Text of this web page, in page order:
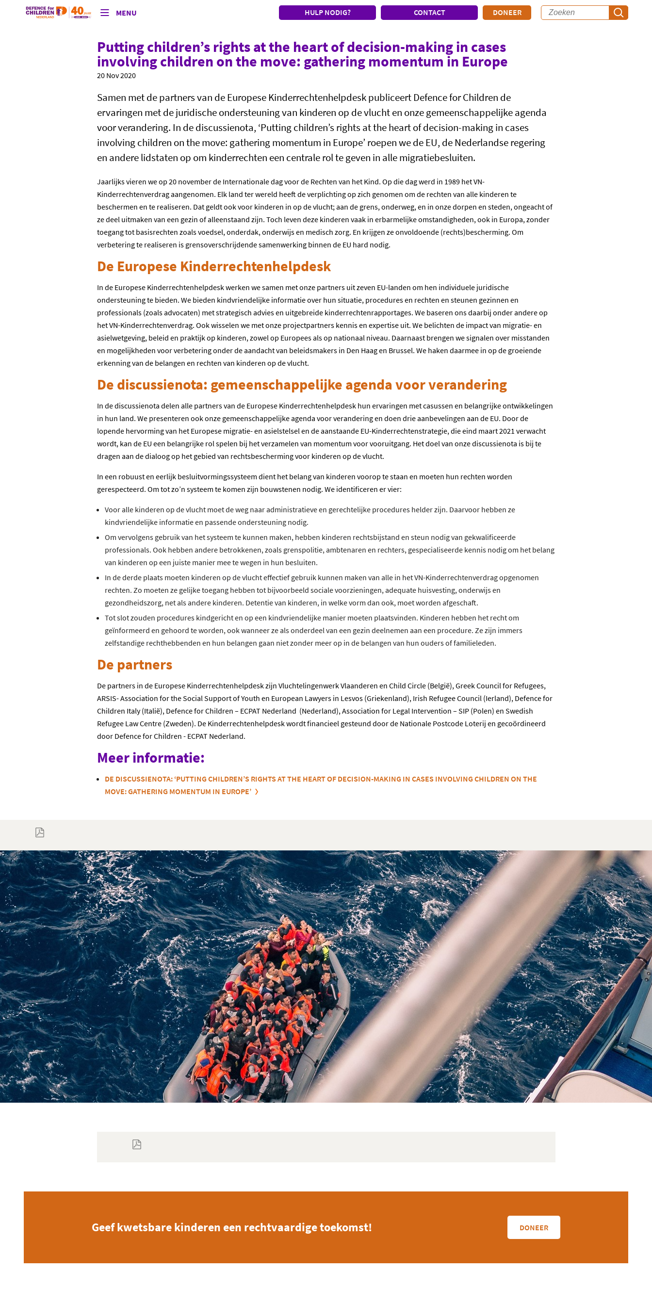
MENU HULP NODIG? CONTACT DONEER
Putting children’s rights at the heart of decision-making in cases
involving children on the move: gathering momentum in Europe
20 Nov 2020
Samen met de partners van de Europese Kinderrechtenhelpdesk publiceert Defence for Children de
ervaringen met de juridische ondersteuning van kinderen op de vlucht en onze gemeenschappelijke agenda
voor verandering. In de discussienota, ‘Putting children’s rights at the heart of decision-making in cases
involving children on the move: gathering momentum in Europe’ roepen we de EU, de Nederlandse regering
en andere lidstaten op om kinderrechten een centrale rol te geven in alle migratiebesluiten.
Jaarlijks vieren we op 20 november de Internationale dag voor de Rechten van het Kind. Op die dag werd in 1989 het VN-
Kinderrechtenverdrag aangenomen. Elk land ter wereld heeft de verplichting op zich genomen om de rechten van alle kinderen te
beschermen en te realiseren. Dat geldt ook voor kinderen in op de vlucht; aan de grens, onderweg, en in onze dorpen en steden, ongeacht of
ze deel uitmaken van een gezin of alleenstaand zijn. Toch leven deze kinderen vaak in erbarmelijke omstandigheden, ook in Europa, zonder
toegang tot basisrechten zoals voedsel, onderdak, onderwijs en medisch zorg. En krijgen ze onvoldoende (rechts)bescherming. Om
verbetering te realiseren is grensoverschrijdende samenwerking binnen de EU hard nodig.
De Europese Kinderrechtenhelpdesk
In de Europese Kinderrechtenhelpdesk werken we samen met onze partners uit zeven EU-landen om hen individuele juridische
ondersteuning te bieden. We bieden kindvriendelijke informatie over hun situatie, procedures en rechten en steunen gezinnen en
professionals (zoals advocaten) met strategisch advies en uitgebreide kinderrechtenrapportages. We baseren ons daarbij onder andere op
het VN-Kinderrechtenverdrag. Ook wisselen we met onze projectpartners kennis en expertise uit. We belichten de impact van migratie- en
asielwetgeving, beleid en praktijk op kinderen, zowel op Europees als op nationaal niveau. Daarnaast brengen we signalen over misstanden
en mogelijkheden voor verbetering onder de aandacht van beleidsmakers in Den Haag en Brussel. We haken daarmee in op de groeiende
erkenning van de belangen en rechten van kinderen op de vlucht.
De discussienota: gemeenschappelijke agenda voor verandering
In de discussienota delen alle partners van de Europese Kinderrechtenhelpdesk hun ervaringen met casussen en belangrijke ontwikkelingen
in hun land. We presenteren ook onze gemeenschappelijke agenda voor verandering en doen drie aanbevelingen aan de EU. Door de
lopende hervorming van het Europese migratie- en asielstelsel en de aanstaande EU-Kinderrechtenstrategie, die eind maart 2021 verwacht
wordt, kan de EU een belangrijke rol spelen bij het verzamelen van momentum voor vooruitgang. Het doel van onze discussienota is bij te
dragen aan de dialoog op het gebied van rechtsbescherming voor kinderen op de vlucht.
In een robuust en eerlijk besluitvormingssysteem dient het belang van kinderen voorop te staan en moeten hun rechten worden
gerespecteerd. Om tot zo’n systeem te komen zijn bouwstenen nodig. We identificeren er vier:
Voor alle kinderen op de vlucht moet de weg naar administratieve en gerechtelijke procedures helder zijn. Daarvoor hebben ze
kindvriendelijke informatie en passende ondersteuning nodig.
Om vervolgens gebruik van het systeem te kunnen maken, hebben kinderen rechtsbijstand en steun nodig van gekwalificeerde
professionals. Ook hebben andere betrokkenen, zoals grenspolitie, ambtenaren en rechters, gespecialiseerde kennis nodig om het belang
van kinderen op een juiste manier mee te wegen in hun besluiten.
In de derde plaats moeten kinderen op de vlucht effectief gebruik kunnen maken van alle in het VN-Kinderrechtenverdrag opgenomen
rechten. Zo moeten ze gelijke toegang hebben tot bijvoorbeeld sociale voorzieningen, adequate huisvesting, onderwijs en
gezondheidszorg, net als andere kinderen. Detentie van kinderen, in welke vorm dan ook, moet worden afgeschaft.
Tot slot zouden procedures kindgericht en op een kindvriendelijke manier moeten plaatsvinden. Kinderen hebben het recht om
geïnformeerd en gehoord te worden, ook wanneer ze als onderdeel van een gezin deelnemen aan een procedure. Ze zijn immers
zelfstandige rechthebbenden en hun belangen gaan niet zonder meer op in de belangen van hun ouders of familieleden.
De partners
De partners in de Europese Kinderrechtenhelpdesk zijn Vluchtelingenwerk Vlaanderen en Child Circle (België), Greek Council for Refugees,
ARSIS- Association for the Social Support of Youth en European Lawyers in Lesvos (Griekenland), Irish Refugee Council (Ierland), Defence for
Children Italy (Italië), Defence for Children – ECPAT Nederland (Nederland), Association for Legal Intervention – SIP (Polen) en Swedish
Refugee Law Centre (Zweden). De Kinderrechtenhelpdesk wordt financieel gesteund door de Nationale Postcode Loterij en gecoördineerd
door Defence for Children - ECPAT Nederland.
Meer informatie:
DE DISCUSSIENOTA: ‘PUTTING CHILDREN’S RIGHTS AT THE HEART OF DECISION-MAKING IN CASES INVOLVING CHILDREN ON THE
MOVE: GATHERING MOMENTUM IN EUROPE’
Geef kwetsbare kinderen een rechtvaardige toekomst! DONEER